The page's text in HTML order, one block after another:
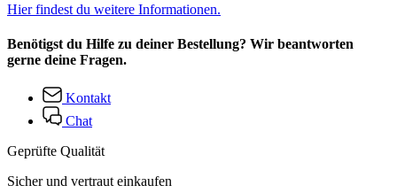
Hier findest du weitere Informationen.
Benötigst du Hilfe zu deiner Bestellung? Wir beantworten
gerne deine Fragen.
Kontakt
Chat
Geprüfte Qualität
Sicher und vertraut einkaufen